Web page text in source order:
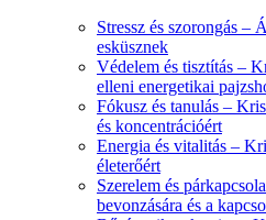
Stressz és szorongás –
esküsznek
Védelem és tisztítás –
elleni energetikai
Fókusz és tanulás –
és koncentrációért
Energia és vitalitás –
életerőért
Szerelem és
bevonzására és a